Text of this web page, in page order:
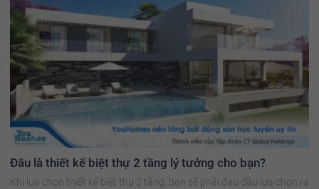
Đâu là thiết kế biệt thự 2 tầng lý tưởng cho bạn?
Khi lựa chọn thiết kế biệt thự 2 tầng, bạn sẽ phải đau đầu lựa chọn ra